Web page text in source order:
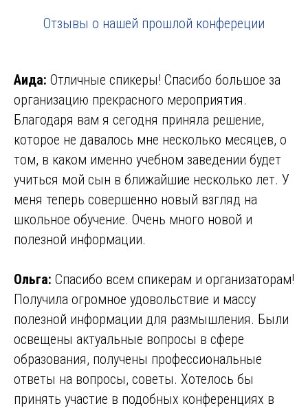
Отзывы о нашей прошлой конфереции
Аида: Отличные спикеры! Спасибо большое за
организацию прекрасного мероприятия.
Благодаря вам я сегодня приняла решение,
которое не давалось мне несколько месяцев, о
том, в каком именно учебном заведении будет
учиться мой сын в ближайшие несколько лет. У
меня теперь совершенно новый взгляд на
школьное обучение. Очень много новой и
полезной информации.
Ольга: Спасибо всем спикерам и организаторам!
Получила огромное удовольствие и массу
полезной информации для размышления. Были
освещены актуальные вопросы в сфере
образования, получены профессиональные
ответы на вопросы, советы. Хотелось бы
принять участие в подобных конференциях в